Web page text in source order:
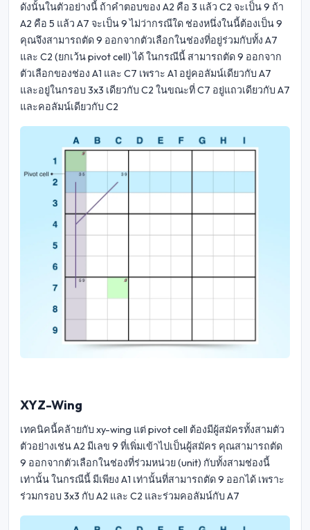
ดังนั้นในตัวอย่างนี้ ถ้าคำตอบของ A2 คือ 3 แล้ว C2 จะเป็น 9 ถ้า
A2 คือ 5 แล้ว A7 จะเป็น 9 ไม่ว่ากรณีใด ช่องหนึ่งในนี้ต้องเป็น 9
คุณจึงสามารถตัด 9 ออกจากตัวเลือกในช่องที่อยู่ร่วมกับทั้ง A7
และ C2 (ยกเว้น pivot cell) ได้ ในกรณีนี้ สามารถตัด 9 ออกจาก
ตัวเลือกของช่อง A1 และ C7 เพราะ A1 อยู่คอลัมน์เดียวกับ A7
และอยู่ในกรอบ 3x3 เดียวกับ C2 ในขณะที่ C7 อยู่แถวเดียวกับ A7
และคอลัมน์เดียวกับ C2
XYZ-Wing
เทคนิคนี้คล้ายกับ xy-wing แต่ pivot cell ต้องมีผู้สมัครทั้งสามตัว
ตัวอย่างเช่น A2 มีเลข 9 ที่เพิ่มเข้าไปเป็นผู้สมัคร คุณสามารถตัด
9 ออกจากตัวเลือกในช่องที่ร่วมหน่วย (unit) กับทั้งสามช่องนี้
เท่านั้น ในกรณีนี้ มีเพียง A1 เท่านั้นที่สามารถตัด 9 ออกได้ เพราะ
ร่วมกรอบ 3x3 กับ A2 และ C2 และร่วมคอลัมน์กับ A7